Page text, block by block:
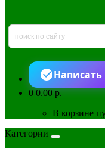
Написать
00.00 р.
В корзине
Категории